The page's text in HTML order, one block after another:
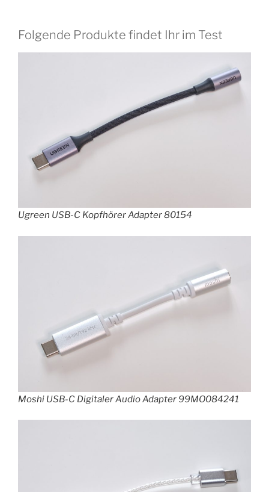
Folgende Produkte findet Ihr im Test
Ugreen USB-C Kopfhörer Adapter 80154
Moshi USB-C Digitaler Audio Adapter 99MO084241